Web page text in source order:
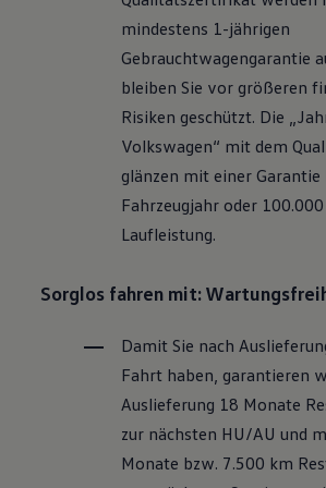
Räder und Reifen
Pannen- und Unfallhilfe
Volkswagen Teile
Zubehör
Schutz und Pflege
Transport
Individualisieren
Wallbox und Ladekabel
Volkswagen Apps, Login
Handy und Fahrzeug
Über Ihr Auto
Vorgängermodelle
Kundeninformationen
Volkswagen
Warn- und
Digitale Betriebsanleitung
mindestens 1-jährigen
Gebrauchtwagengarantie
bleiben Sie vor größeren
Risiken geschützt. Die
Volkswagen“ mit dem
glänzen mit einer Garantie
Fahrzeugjahr oder
Laufleistung.
Sorglos fahren mit:
Damit Sie nach
Fahrt haben, garantieren
Auslieferung 18 Monate
zur nächsten HU/AU und
Monate bzw. 7.500 km